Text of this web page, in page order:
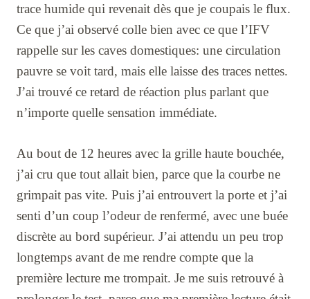
trace humide qui revenait dès que je coupais le flux.
Ce que j’ai observé colle bien avec ce que l’IFV
rappelle sur les caves domestiques: une circulation
pauvre se voit tard, mais elle laisse des traces nettes.
J’ai trouvé ce retard de réaction plus parlant que
n’importe quelle sensation immédiate.
Au bout de 12 heures avec la grille haute bouchée,
j’ai cru que tout allait bien, parce que la courbe ne
grimpait pas vite. Puis j’ai entrouvert la porte et j’ai
senti d’un coup l’odeur de renfermé, avec une buée
discrète au bord supérieur. J’ai attendu un peu trop
longtemps avant de me rendre compte que la
première lecture me trompait. Je me suis retrouvé à